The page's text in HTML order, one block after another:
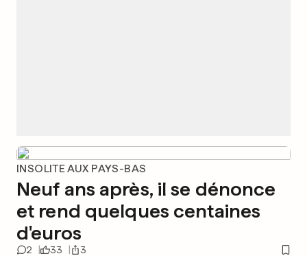
INSOLITE AUX PAYS-BAS
Neuf ans après, il se dénonce
et rend quelques centaines
d'euros
2 33 3